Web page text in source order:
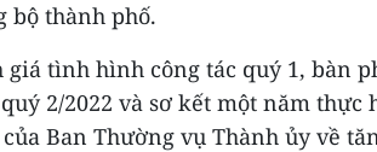
bộ thành phố.
tình hình công tác quý 1, bàn
2/2022 và sơ kết một năm thực
của Ban Thường vụ Thành ủy về